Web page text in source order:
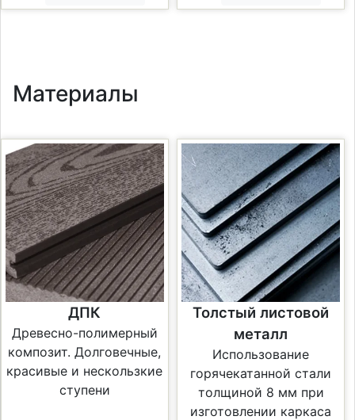
Материалы
ДПК
Древесно-полимерный
композит. Долговечные,
красивые и нескользкие
ступени
Толстый листовой
металл
Использование
горячекатанной стали
толщиной 8 мм при
изготовлении каркаса